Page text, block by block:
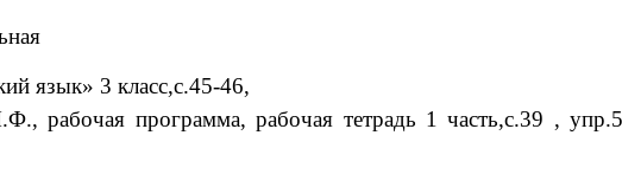
язык» 3 класс,с.45-46,
рабочая программа, рабочая тетрадь 1 часть,с.39 ,